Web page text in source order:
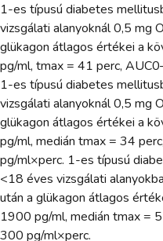
1-es típusú diabetes
vizsgálati alanyoknál 0,5 mg
glükagon átlagos értékei a
pg/ml, tmax = 41 perc,
1-es típusú diabetes
vizsgálati alanyoknál 0,5 mg
glükagon átlagos értékei a
pg/ml, medián tmax = 34
pg/ml×perc. 1-es típusú
<18 éves vizsgálati
után a glükagon átlagos
1900 pg/ml, medián tmax =
300 pg/ml×perc.